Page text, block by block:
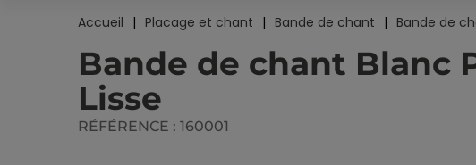
Accueil Placage et chant Bande de chant Bande de
Bande de chant Blanc
Lisse
RÉFÉRENCE : 160001